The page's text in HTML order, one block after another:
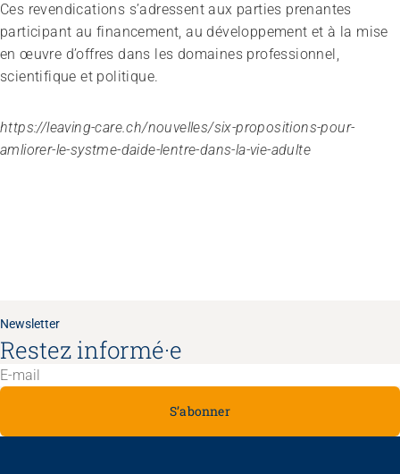
Ces revendications s’adressent aux parties prenantes
participant au financement, au développement et à la mise
en œuvre d’offres dans les domaines professionnel,
scientifique et politique.
https://leaving-care.ch/nouvelles/six-propositions-pour-
amliorer-le-systme-daide-lentre-dans-la-vie-adulte
Newsletter
Restez informé·e
S’abonner